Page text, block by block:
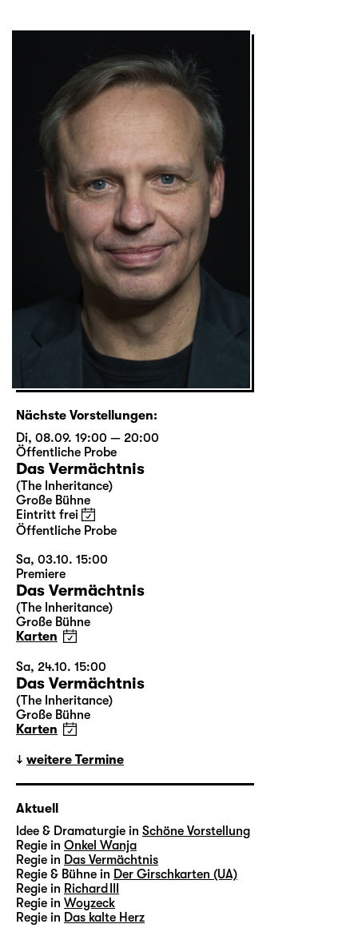
Nächste Vorstellungen:
Di, 08.09. 19:00 — 20:00
Öffentliche Probe
Das Vermächtnis
(The Inheritance)
Große Bühne
Eintritt frei
Öffentliche Probe
Sa, 03.10. 15:00
Premiere
Das Vermächtnis
(The Inheritance)
Große Bühne
Karten
Sa, 24.10. 15:00
Das Vermächtnis
(The Inheritance)
Große Bühne
Karten
weitere Termine
Aktuell
Idee & Dramaturgie in Schöne Vorstellung
Regie in Onkel Wanja
Regie in Das Vermächtnis
Regie & Bühne in Der Girschkarten (UA)
Regie in Richard III
Regie in Woyzeck
Regie in Das kalte Herz